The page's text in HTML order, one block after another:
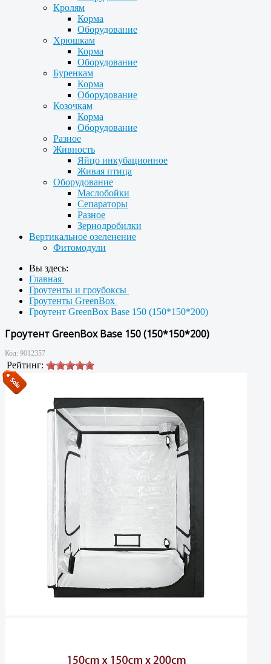
Кролям
Корма
Оборудование
Хрюшкам
Корма
Оборудование
Буренкам
Корма
Оборудование
Козочкам
Корма
Оборудование
Разное
Живность
Яйцо инкубационное
Живая птица
Оборудование
Маслобойки
Сепараторы
Разное
Зернодробилки
Вертикальное озеленение
Фитомодули
Вы здесь:
Главная
Гроутенты и гроубоксы
Гроутенты GreenBox
Гроутент GreenBox Base 150 (150*150*200)
Гроутент GreenBox Base 150 (150*150*200)
Код: 9012357
Рейтинг: